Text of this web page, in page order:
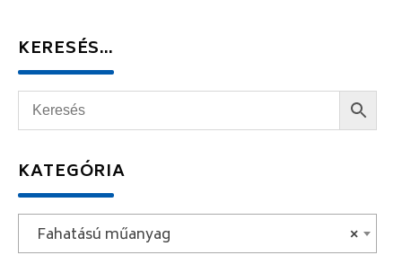
KERESÉS…
KATEGÓRIA
×
Fahatású műanyag